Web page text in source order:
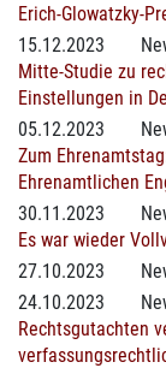
Erich-Glowatzky-
15.12.2023
Mitte-Studie zu
Einstellungen in
05.12.2023
Zum
Ehrenamtlichen
30.11.2023
Es war wieder
27.10.2023
24.10.2023
Rechtsgutachten